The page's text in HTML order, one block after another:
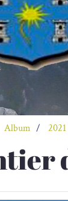
Album 2021